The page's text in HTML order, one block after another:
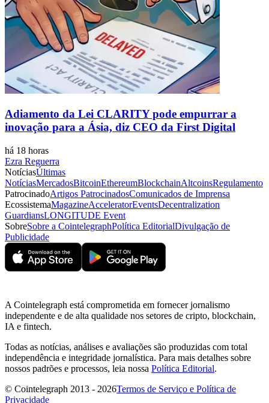
Adiamento da Lei CLARITY pode empurrar a
inovação para a Ásia, diz CEO da First Digital
há 18 horas
Ezra Reguerra
NotíciasÚltimas
NotíciasMercadosBitcoinEthereumBlockchainAltcoinsRegulamento
PatrocinadoArtigos PatrocinadosComunicados de Imprensa
EcossistemaMagazineAcceleratorEventsDecentralization
GuardiansLONGITUDE Event
SobreSobre a CointelegraphPolítica EditorialDivulgação de
Publicidade
A Cointelegraph está comprometida em fornecer jornalismo
independente e de alta qualidade nos setores de cripto, blockchain,
IA e fintech.
Todas as notícias, análises e avaliações são produzidas com total
independência e integridade jornalística. Para mais detalhes sobre
nossos padrões e processos, leia nossa Política Editorial.
© Cointelegraph 2013 - 2026Termos de Serviço e Política de
Privacidade